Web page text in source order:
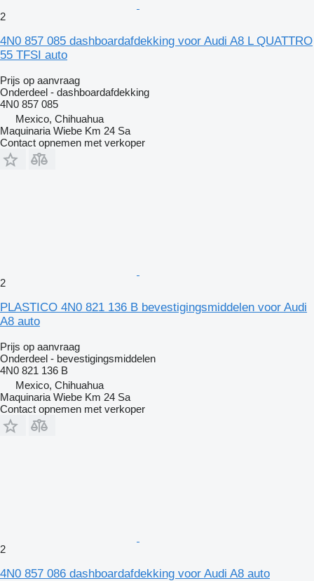
2
4N0 857 085 dashboardafdekking voor Audi A8 L QUATTRO
55 TFSI auto
Prijs op aanvraag
Onderdeel - dashboardafdekking
4N0 857 085
Mexico, Chihuahua
Maquinaria Wiebe Km 24 Sa
Contact opnemen met verkoper
2
PLASTICO 4N0 821 136 B bevestigingsmiddelen voor Audi
A8 auto
Prijs op aanvraag
Onderdeel - bevestigingsmiddelen
4N0 821 136 B
Mexico, Chihuahua
Maquinaria Wiebe Km 24 Sa
Contact opnemen met verkoper
2
4N0 857 086 dashboardafdekking voor Audi A8 auto